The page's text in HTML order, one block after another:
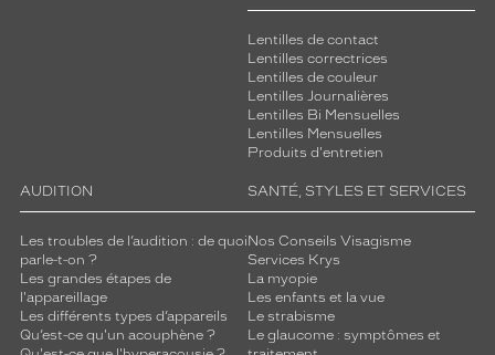
Lentilles de contact
Lentilles correctrices
Lentilles de couleur
Lentilles Journalières
Lentilles Bi Mensuelles
Lentilles Mensuelles
Produits d'entretien
AUDITION
Les troubles de l’audition : de quoi
parle-t-on ?
Les grandes étapes de
l'appareillage
Les différents types d’appareils
Qu’est-ce qu'un acouphène ?
SANTÉ, STYLES ET SERVICES
Nos Conseils Visagisme
Services Krys
La myopie
Les enfants et la vue
Le strabisme
Le glaucome : symptômes et